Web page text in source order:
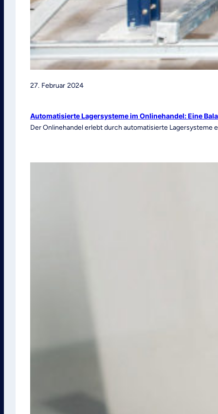
27. Februar 2024
Automatisierte Lagersysteme im Onlinehandel: Eine
Der Onlinehandel erlebt durch automatisierte Lagersysteme